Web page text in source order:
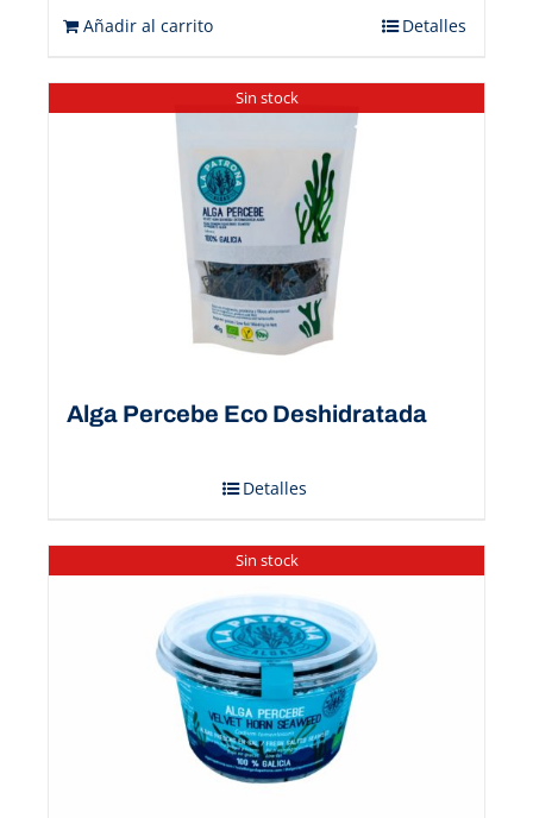
Añadir al carrito Detalles
Sin stock
Alga Percebe Eco Deshidratada
Detalles
Sin stock